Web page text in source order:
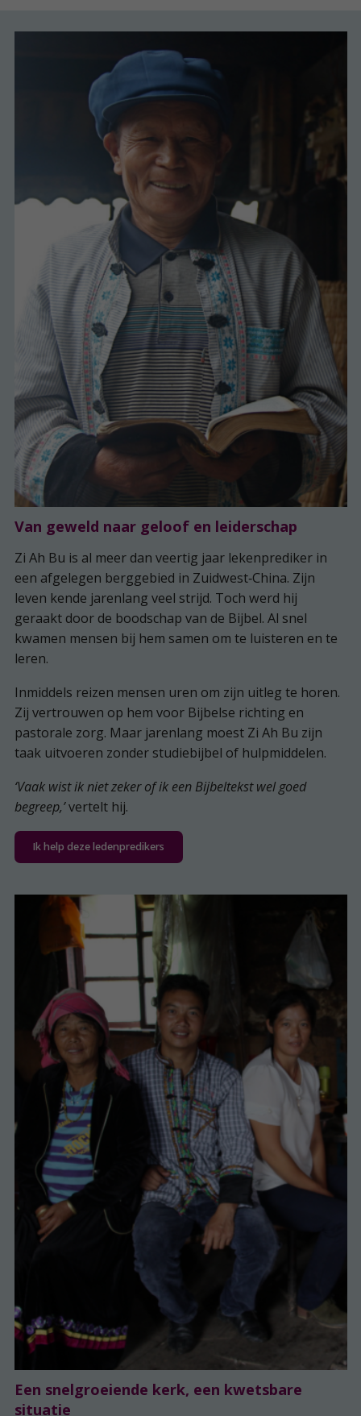
Van geweld naar geloof en leiderschap
Zi Ah Bu is al meer dan veertig jaar lekenprediker in
een afgelegen berggebied in Zuidwest‑China. Zijn
leven kende jarenlang veel strijd. Toch werd hij
geraakt door de boodschap van de Bijbel. Al snel
kwamen mensen bij hem samen om te luisteren en te
leren.
Inmiddels reizen mensen uren om zijn uitleg te horen.
Zij vertrouwen op hem voor Bijbelse richting en
pastorale zorg. Maar jarenlang moest Zi Ah Bu zijn
taak uitvoeren zonder studiebijbel of hulpmiddelen.
‘Vaak wist ik niet zeker of ik een Bijbeltekst wel goed
begreep,’vertelt hij.
Ik help deze ledenpredikers
Een snelgroeiende kerk, een kwetsbare
situatie